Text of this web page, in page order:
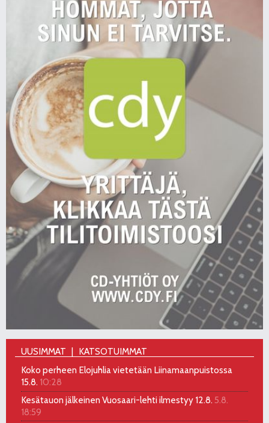
UUSIMMAT
KATSOTUIMMAT
Koko perheen Elojuhlia vietetään Liinamaanpuistossa
15.8. 10:28
Kesätauon jälkeinen Vuosaari-lehti ilmestyy 12.8. 5.8.
18:59